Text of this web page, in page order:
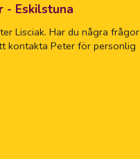
- Eskilstuna
Lisciak. Har du några frågor
kontakta Peter för personlig